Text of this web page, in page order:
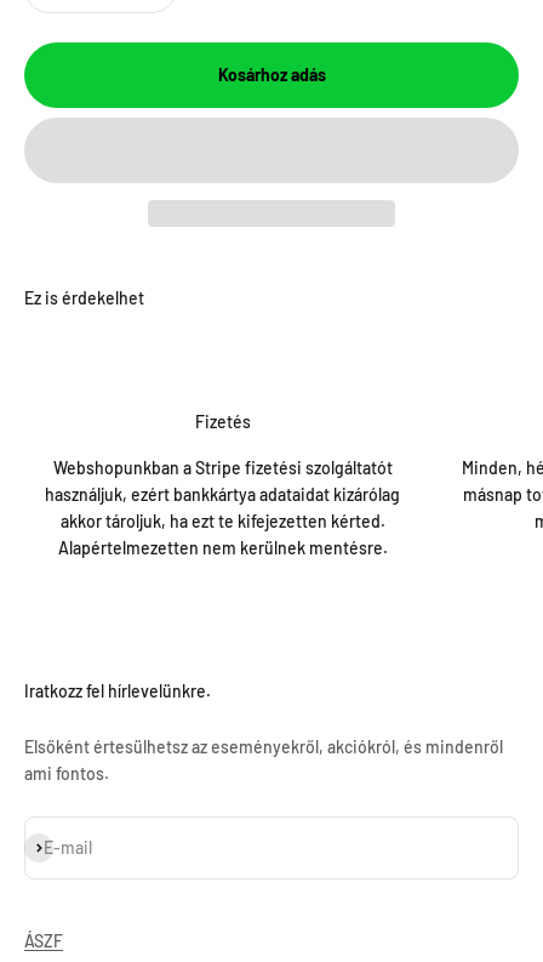
Kosárhoz adás
Fizetés
Webshopunkban a Stripe fizetési szolgáltatót
használjuk, ezért bankkártya adataidat kizárólag
akkor tároljuk, ha ezt te kifejezetten kérted.
Alapértelmezetten nem kerülnek mentésre.
Minden,
másnap
Iratkozz fel hírlevelünkre.
Elsőként értesülhetsz az eseményekről, akciókról, és mindenről
ami fontos.
E-mail
Feliratkozás
ÁSZF